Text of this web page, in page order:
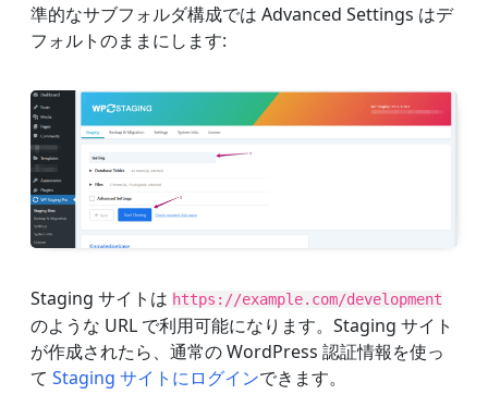
準的なサブフォルダ構成では Advanced Settings はデ
フォルトのままにします:
Staging サイトは https://example.com/development
のような URL で利用可能になります。Staging サイト
が作成されたら、通常の WordPress 認証情報を使っ
て Staging サイトにログインできます。